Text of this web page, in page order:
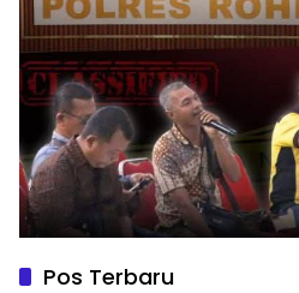
Pos Terbaru